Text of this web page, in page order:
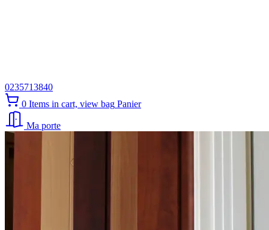
0235713840
0 Items in cart, view bag Panier
Ma porte